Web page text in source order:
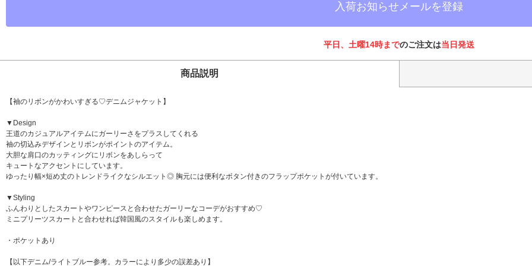
入荷お知らせメールを登録
平日、土曜14時までのご注文は当日発送
商品説明
【袖のリボンがかわいすぎる♡デニムジャケット】
▼Design
王道のカジュアルアイテムにガーリーさをプラスしてくれる
袖の切込みデザインとリボンがポイントのアイテム。
大胆な肩口のカッティングにリボンをあしらって
キュートなアクセントにしています。
ゆったり幅×短め丈のトレンドライクなシルエット◎ 胸元には便利なボタン付きのフラップポケットが付いています。
▼Styling
ふんわりとしたスカートやワンピースと合わせたガーリーなコーデがおすすめ♡
ミニプリーツスカートと合わせれば韓国風のスタイルも楽しめます。
・ポケットあり
【以下デニム/ライトブルー参考。カラーにより多少の誤差あり】